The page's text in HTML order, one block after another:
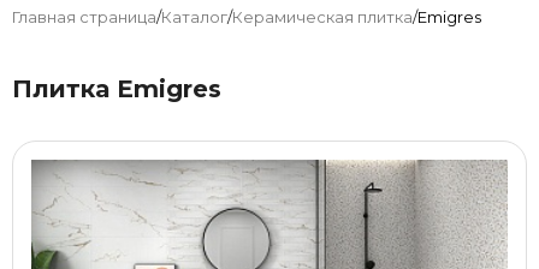
Главная страница/Каталог/Керамическая плитка/Emigres
Плитка Emigres